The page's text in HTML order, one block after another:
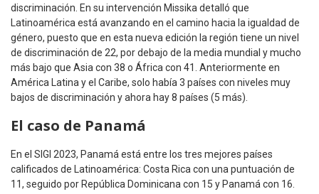
discriminación. En su intervención Missika detalló que
Latinoamérica está avanzando en el camino hacia la igualdad de
género, puesto que en esta nueva edición la región tiene un nivel
de discriminación de 22, por debajo de la media mundial y mucho
más bajo que Asia con 38 o África con 41. Anteriormente en
América Latina y el Caribe, solo había 3 países con niveles muy
bajos de discriminación y ahora hay 8 países (5 más).
El caso de Panamá
En el SIGI 2023, Panamá está entre los tres mejores países
calificados de Latinoamérica: Costa Rica con una puntuación de
11, seguido por República Dominicana con 15 y Panamá con 16.